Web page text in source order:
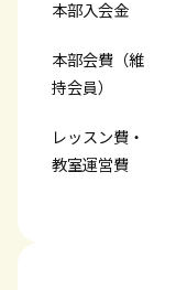
本部入会金
本部会費（維
持会員）
レッスン費・
教室運営費